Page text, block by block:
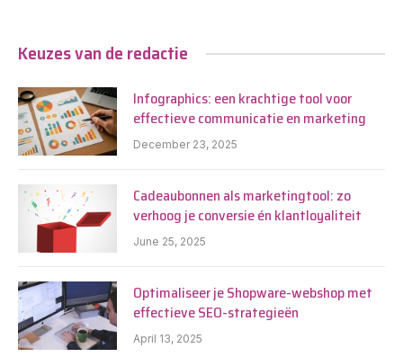
Keuzes van de redactie
Infographics: een krachtige tool voor
effectieve communicatie en marketing
December 23, 2025
Cadeaubonnen als marketingtool: zo
verhoog je conversie én klantloyaliteit
June 25, 2025
Optimaliseer je Shopware-webshop met
effectieve SEO-strategieën
April 13, 2025